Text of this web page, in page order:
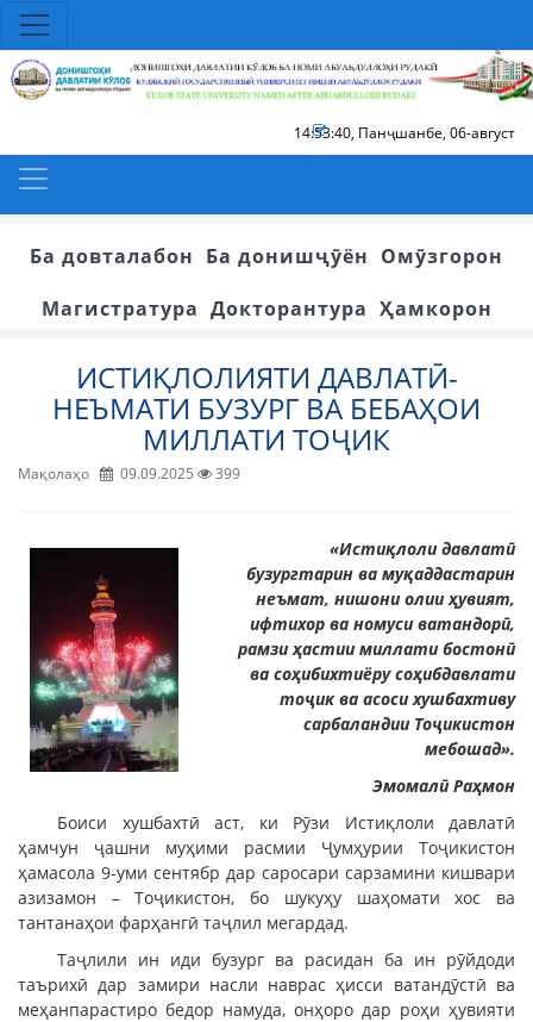
14:53:41, Панҷшанбе, 06-август
Ба довталабон Ба донишҷӯён Омӯзгорон
Магистратура Докторантура Ҳамкорон
ИСТИҚЛОЛИЯТИ ДАВЛАТӢ-
НЕЪМАТИ БУЗУРГ ВА БЕБАҲОИ
МИЛЛАТИ ТОҶИК
Мақолаҳо 09.09.2025 399
«Истиқлоли давлатӣ
бузургтарин ва муқаддастарин
неъмат, нишони олии ҳувият,
ифтихор ва номуси ватандорӣ,
рамзи ҳастии миллати бостонӣ
ва соҳибихтиёру соҳибдавлати
тоҷик ва асоси хушбахтиву
сарбаландии Тоҷикистон
мебошад».
Эмомалӣ Раҳмон
Боиси хушбахтӣ аст, ки Рӯзи Истиқлоли давлатӣ
ҳамчун ҷашни муҳими расмии Ҷумҳурии Тоҷикистон
ҳамасола 9-уми сентябр дар саросари сарзамини кишвари
азизамон – Тоҷикистон, бо шукуҳу шаҳомати хос ва
тантанаҳои фарҳангӣ таҷлил мегардад.
Таҷлили ин иди бузург ва расидан ба ин рӯйдоди
таърихӣ дар замири насли наврас ҳисси ватандӯстӣ ва
меҳанпарастиро бедор намуда, онҳоро дар роҳи ҳувияти